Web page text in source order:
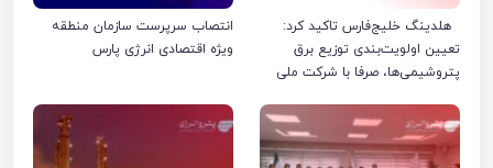
هلدینگ خلیج‌فارس تاکید کرد:
تعیین اولویت‌بندی توزیع برق
پتروشیمی‌ها، صرفا با شرکت ملی
انتصاب سرپرست سازمان منطقه
ویژه اقتصادی انرژی پارس